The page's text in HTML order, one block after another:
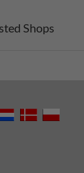
Shops